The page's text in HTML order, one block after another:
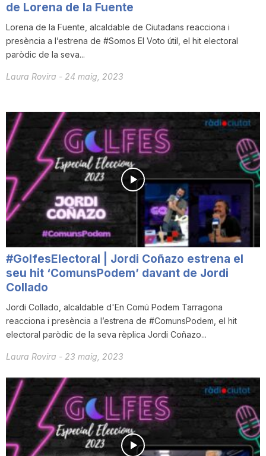
r
r
a
g
n
de Lorena de la Fuente
Lorena de la Fuente, alcaldable de Ciutadans reacciona i
presència a l’estrena de #Somos El Voto útil, el hit electoral
paròdic de la seva...
Laura Rovira - 24 maig, 2023
#GolfesElectoral | Jordi Coñazo estrena el
seu hit ‘ComunsPodem’ davant de Jordi
Collado
Jordi Collado, alcaldable d'En Comú Podem Tarragona
reacciona i presència a l’estrena de #ComunsPodem, el hit
electoral paròdic de la seva rèplica Jordi Coñazo...
Laura Rovira - 23 maig, 2023